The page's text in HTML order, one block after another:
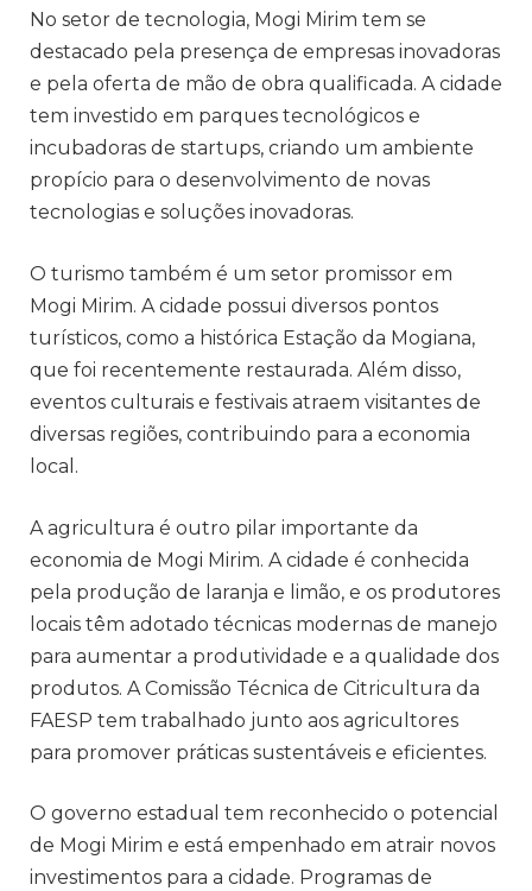
No setor de tecnologia, Mogi Mirim tem se
destacado pela presença de empresas inovadoras
e pela oferta de mão de obra qualificada. A cidade
tem investido em parques tecnológicos e
incubadoras de startups, criando um ambiente
propício para o desenvolvimento de novas
tecnologias e soluções inovadoras.
O turismo também é um setor promissor em
Mogi Mirim. A cidade possui diversos pontos
turísticos, como a histórica Estação da Mogiana,
que foi recentemente restaurada. Além disso,
eventos culturais e festivais atraem visitantes de
diversas regiões, contribuindo para a economia
local.
A agricultura é outro pilar importante da
economia de Mogi Mirim. A cidade é conhecida
pela produção de laranja e limão, e os produtores
locais têm adotado técnicas modernas de manejo
para aumentar a produtividade e a qualidade dos
produtos. A Comissão Técnica de Citricultura da
FAESP tem trabalhado junto aos agricultores
para promover práticas sustentáveis e eficientes.
O governo estadual tem reconhecido o potencial
de Mogi Mirim e está empenhado em atrair novos
investimentos para a cidade. Programas de